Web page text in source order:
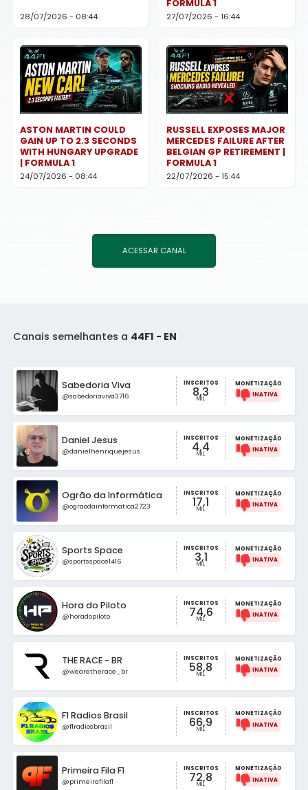
28/07/2026 - 08:44
FORMULA 1
27/07/2026 - 16:44
ASTON MARTIN COULD
GAIN UP TO 2.3 SECONDS
WITH HUNGARY UPGRADE
| FORMULA 1
24/07/2026 - 08:44
RUSSELL EXPOSES MAJOR
MERCEDES FAILURE AFTER
BELGIAN GP RETIREMENT |
FORMULA 1
22/07/2026 - 15:44
ACESSAR CANAL
Canais semelhantes a 44F1 - EN
Sabedoria Viva
@sabedoriaviva3716
INSCRITOS
8,3
MIL
MONETIZAÇÃO
Daniel Jesus
@danielhenriquejesus
INSCRITOS
4,4
MIL
MONETIZAÇÃO
Ogrão da Informática
@ograodainformatica2723
INSCRITOS
17,1
MIL
MONETIZAÇÃO
Sports Space
@sportsspace1416
INSCRITOS
3,1
MIL
MONETIZAÇÃO
Hora do Piloto
@horadopiloto
INSCRITOS
74,6
MIL
MONETIZAÇÃO
THE RACE - BR
@wearetherace_br
INSCRITOS
58,8
MIL
MONETIZAÇÃO
F1 Radios Brasil
@f1radiosbrasil
INSCRITOS
66,9
MIL
MONETIZAÇÃO
Primeira Fila F1
@primeirafilaf1
INSCRITOS
72,8
MIL
MONETIZAÇÃO